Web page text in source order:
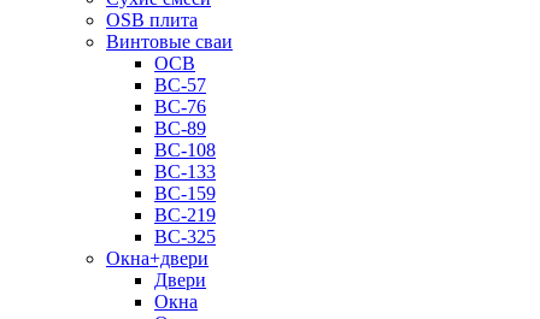
OSB плита
Винтовые сваи
ОСВ
ВС-57
ВС-76
ВС-89
ВС-108
ВС-133
ВС-159
ВС-219
ВС-325
Окна+двери
Двери
Окна